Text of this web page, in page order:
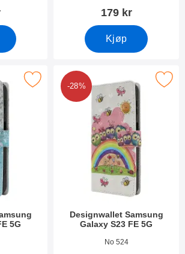
179 kr
Kjøp
5G
Galaxy S23 FE 5G som favoritt
-28%
Designwallet Samsung
Galaxy S23 FE 5G
Varenummer 49566
No 524
Merk designwallet Samsung